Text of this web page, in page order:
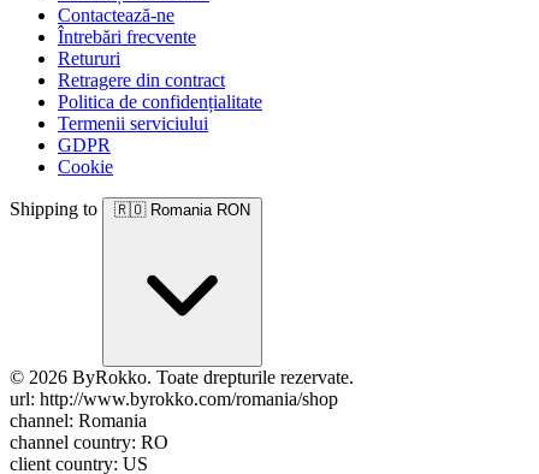
Contactează-ne
Întrebări frecvente
Retururi
Retragere din contract
Politica de confidențialitate
Termenii serviciului
GDPR
Cookie
Shipping to 🇷🇴 Romania RON
© 2026 ByRokko. Toate drepturile rezervate.
url: http://www.byrokko.com/romania/shop
channel: Romania
channel country: RO
client country: US